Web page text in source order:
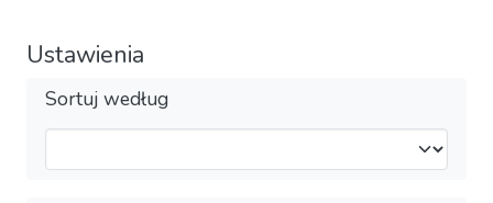
Ustawienia
Sortuj według